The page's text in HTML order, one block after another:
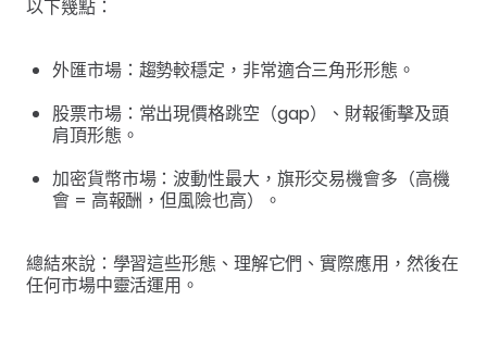
以下幾點：
外匯市場：趨勢較穩定，非常適合三角形形態。
股票市場：常出現價格跳空（gap）、財報衝擊及頭
肩頂形態。
加密貨幣市場：波動性最大，旗形交易機會多（高機
會 = 高報酬，但風險也高）。
總結來說：學習這些形態、理解它們、實際應用，然後在
任何市場中靈活運用。